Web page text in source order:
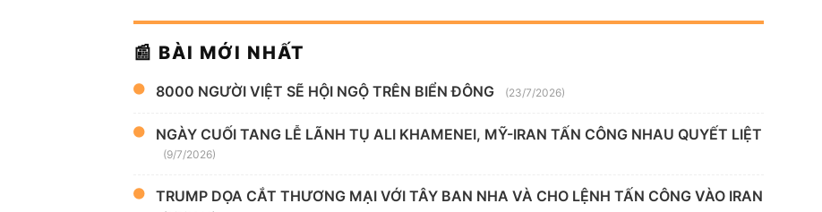
📰 BÀI MỚI NHẤT
8000 NGƯỜI VIỆT SẼ HỘI NGỘ TRÊN BIỂN ĐÔNG (23/7/2026)
NGÀY CUỐI TANG LỄ LÃNH TỤ ALI KHAMENEI, MỸ-IRAN TẤN CÔNG NHAU QUYẾT LIỆT
(9/7/2026)
TRUMP DỌA CẮT THƯƠNG MẠI VỚI TÂY BAN NHA VÀ CHO LỆNH TẤN CÔNG VÀO IRAN